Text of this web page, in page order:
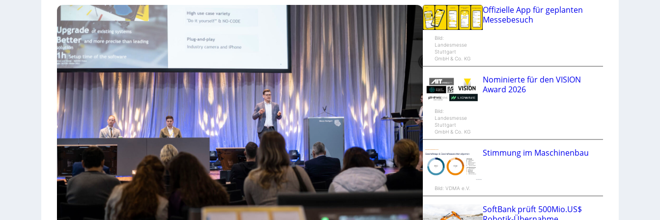
u
n
d
p
c
t
Bild:
Landesmesse
Stuttgart
GmbH & Co. KG
Offizielle App für geplanten
Messebesuch
Bild:
Landesmesse
Stuttgart
GmbH & Co. KG
Nominierte für den VISION
Award 2026
Bild: VDMA e.V.
Stimmung im Maschinenbau
SoftBank prüft 500Mio.US$